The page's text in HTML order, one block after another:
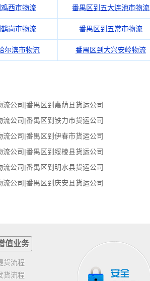
西市物流 番禺区到五大连池市物流
岗市物流 番禺区到五常市物流
尔滨市物流 番禺区到大兴安岭物流
流公司|番禺区到嘉荫县货运公司
流公司|番禺区到铁力市货运公司
流公司|番禺区到伊春市货运公司
流公司|番禺区到绥棱县货运公司
流公司|番禺区到明水县货运公司
流公司|番禺区到庆安县货运公司
值业务
货流程
货流程